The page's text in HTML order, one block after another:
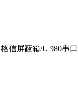
信屏蔽箱/U 980串